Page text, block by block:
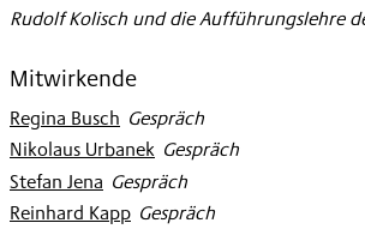
Rudolf Kolisch und die Aufführungslehre
Mitwirkende
Regina Busch: Gespräch
Nikolaus Urbanek
: Gespräch
Stefan Jena: Gespräch
Reinhard Kapp
: Gespräch